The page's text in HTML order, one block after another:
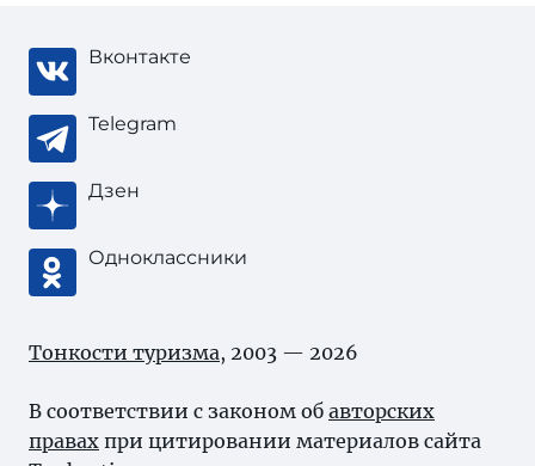
Вконтакте
Telegram
Дзен
Одноклассники
Тонкости туризма, 2003 — 2026
В соответствии с законом об авторских
правах при цитировании материалов сайта